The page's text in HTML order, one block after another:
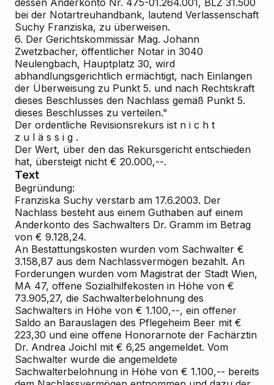
dessen Anderkonto Nr. 475-01.264.001, BLZ 31.500
bei der Notartreuhandbank, lautend Verlassenschaft
Suchy Franziska, zu überweisen.
6. Der Gerichtskommissär Mag. Johann
Zwetzbacher, öffentlicher Notar in 3040
Neulengbach, Hauptplatz 30, wird
abhandlungsgerichtlich ermächtigt, nach Einlangen
der Überweisung zu Punkt 5. und nach Rechtskraft
dieses Beschlusses den Nachlass gemäß Punkt 5.
dieses Beschlusses zu verteilen."
Der ordentliche Revisionsrekurs ist n i c h t
z u l ä s s i g .
Der Wert, über den das Rekursgericht entschieden
hat, übersteigt nicht € 20.000,--.
Text
Begründung:
Franziska Suchy verstarb am 17.6.2003. Der
Nachlass besteht aus einem Guthaben auf einem
Anderkonto des Sachwalters Dr. Gramm im Betrag
von € 9.128,24.
An Bestattungskosten wurden vom Sachwalter €
3.158,87 aus dem Nachlassvermögen bezahlt. An
Forderungen wurden vom Magistrat der Stadt Wien,
MA 47, offene Sozialhilfekosten in Höhe von €
73.905,27, die Sachwalterbelohnung des
Sachwalters in Höhe von € 1.100,--, ein offener
Saldo an Barauslagen des Pflegeheim Beer mit €
223,30 und eine offene Honorarnote der Fachärztin
Dr. Andrea Joichl mit € 6,25 angemeldet. Vom
Sachwalter wurde die angemeldete
Sachwalterbelohnung in Höhe von € 1.100,-- bereits